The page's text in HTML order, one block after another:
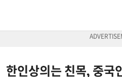
한인상의는 친목, 중